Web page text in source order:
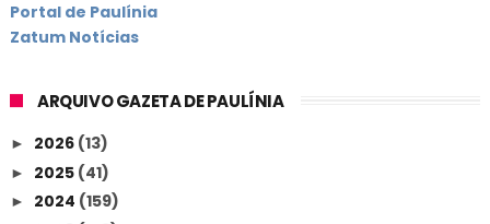
Portal de Paulínia
Zatum Notícias
ARQUIVO GAZETA DE PAULÍNIA
► 2026 (13)
► 2025 (41)
► 2024 (159)